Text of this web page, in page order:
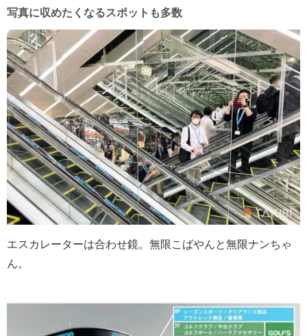
写真に収めたくなるスポットも多数
エスカレーターは合わせ鏡。無限こばやんと無限ナンちゃ
ん。